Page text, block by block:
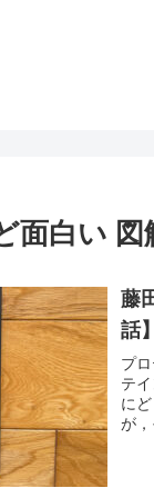
面白い
藤
話
プ
テ
に
が